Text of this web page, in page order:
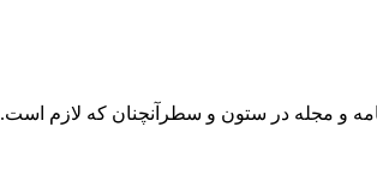
و مجله در ستون و سطرآنچنان که لازم است.